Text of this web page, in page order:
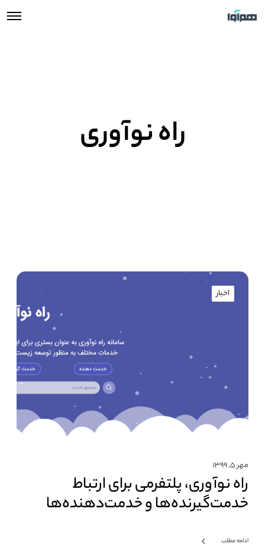
راه نوآوری
اخبار
مهر ۵, ۱۳۹۹
راه نوآوری، پلتفرمی برای ارتباط
خدمت‌گیرنده‌ها و خدمت‌دهنده‌ها
ادامه مطلب